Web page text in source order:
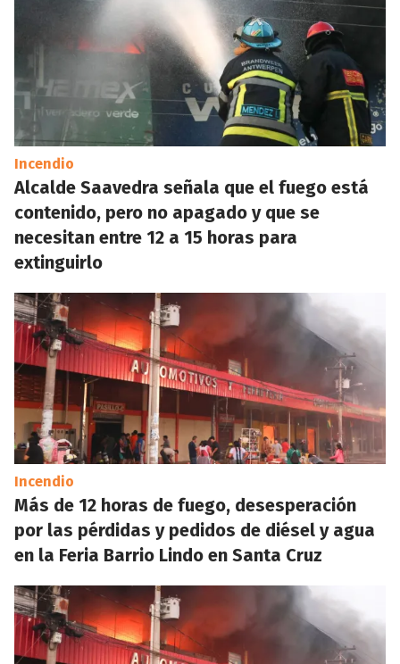
Incendio
Alcalde Saavedra señala que el fuego está
contenido, pero no apagado y que se
necesitan entre 12 a 15 horas para
extinguirlo
Incendio
Más de 12 horas de fuego, desesperación
por las pérdidas y pedidos de diésel y agua
en la Feria Barrio Lindo en Santa Cruz